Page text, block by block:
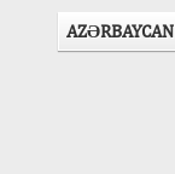
AZӘRBAYCAN